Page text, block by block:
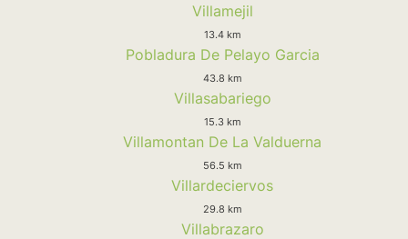
Villamejil
13.4 km
Pobladura De Pelayo Garcia
43.8 km
Villasabariego
15.3 km
Villamontan De La Valduerna
56.5 km
Villardeciervos
29.8 km
Villabrazaro